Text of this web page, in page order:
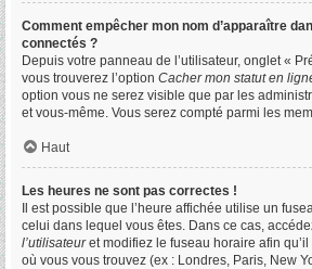
Comment empêcher mon nom d’apparaître
connectés ?
Depuis votre panneau de l’utilisateur, onglet «
vous trouverez l’option Cacher mon statut en
option vous ne serez visible que par les
et vous-même. Vous serez compté parmi les
Haut
Les heures ne sont pas correctes !
Il est possible que l’heure affichée utilise un
celui dans lequel vous êtes. Dans ce cas,
l’utilisateuret modifiez le fuseau horaire afin
où vous vous trouvez (ex : Londres, Paris, New